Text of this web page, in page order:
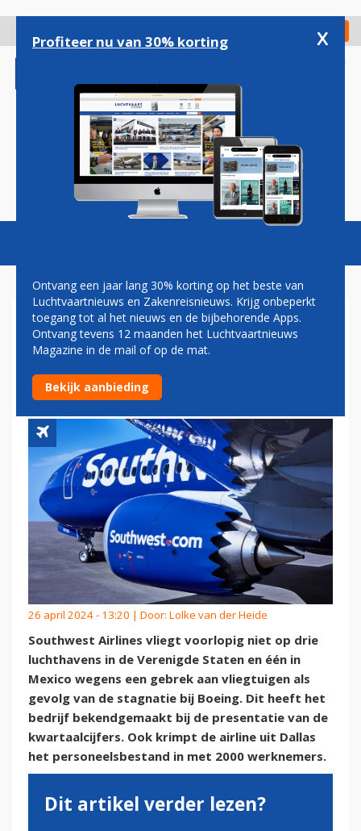
gaan
Check in
Magazine Podcasts Vacatures
HOE SOUTHWEST AIRLINES
IN DE KNEL KOMT DOOR
STAGNATIE BIJ BOEING
26 april 2024 - 13:20 | Door: Lolke van der Heide
Southwest Airlines vliegt voorlopig niet op drie
luchthavens in de Verenigde Staten en één in
Mexico wegens een gebrek aan vliegtuigen als
gevolg van de stagnatie bij Boeing. Dit heeft het
bedrijf bekendgemaakt bij de presentatie van de
kwartaalcijfers. Ook krimpt de airline uit Dallas
het personeelsbestand in met 2000 werknemers.
Dit artikel verder lezen?
Profiteer nu van 30% korting x
Ontvang een jaar lang 30% korting op het beste van
Luchtvaartnieuws en Zakenreisnieuws. Krijg onbeperkt
toegang tot al het nieuws en de bijbehorende Apps.
Ontvang tevens 12 maanden het Luchtvaartnieuws
Magazine in de mail of op de mat.
Bekijk aanbieding